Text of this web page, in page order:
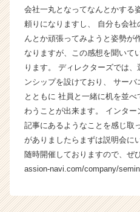
ャ
リ
ア
（C
h
e
r
a
r
e
e
会社一丸となってなんとかする
頼りになりますし、 自分も会
んとか頑張ってみようと姿勢が
なりますが、この感想を聞いて
ります。 ディレクターズでは
ンシップを設けており、 サー
とともに 社員と一緒に机を並
わうことが出来ます。 インタ
記事にあるようなことを感じ取
がありましたらまずは説明会
随時開催しておりますので、
assion-navi.com/company/